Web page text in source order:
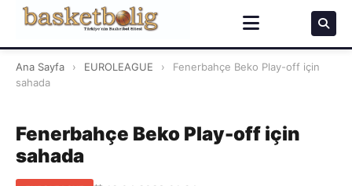
Ana Sayfa › EUROLEAGUE ›
Fenerbahçe Beko Play-off için
sahada
Fenerbahçe Beko Play-off için
sahada